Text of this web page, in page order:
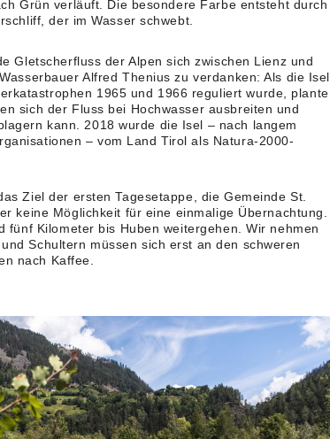
Grün verläuft. Die besondere Farbe entsteht durch
der im Wasser schwebt.
Gletscherfluss der Alpen sich zwischen Lienz und
Alfred Thenius zu verdanken: Als die Isel
1965 und 1966 reguliert wurde, plante
sich der Fluss bei Hochwasser ausbreiten und
kann. 2018 wurde die Isel – nach langem
– vom Land Tirol als Natura-2000-
Ziel der ersten Tagesetappe, die Gemeinde St.
keine Möglichkeit für eine einmalige Übernachtung.
fünf Kilometer bis Huben weitergehen. Wir nehmen
Schultern müssen sich erst an den schweren
nach Kaffee.